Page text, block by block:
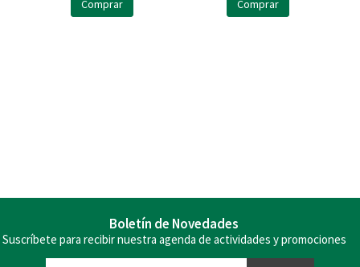
Comprar Comprar
Boletín de Novedades
Suscríbete para recibir nuestra agenda de actividades y promociones